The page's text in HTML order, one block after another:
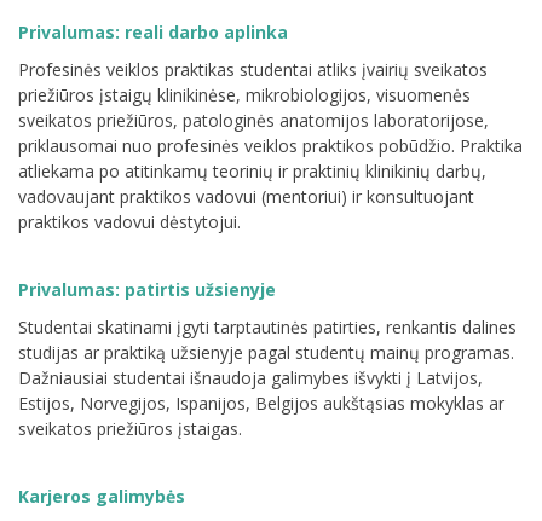
Privalumas: reali darbo aplinka
Profesinės veiklos praktikas studentai atliks įvairių sveikatos
priežiūros įstaigų klinikinėse, mikrobiologijos, visuomenės
sveikatos priežiūros, patologinės anatomijos laboratorijose,
priklausomai nuo profesinės veiklos praktikos pobūdžio. Praktika
atliekama po atitinkamų teorinių ir praktinių klinikinių darbų,
vadovaujant praktikos vadovui (mentoriui) ir konsultuojant
praktikos vadovui dėstytojui.
Privalumas: patirtis užsienyje
Studentai skatinami įgyti tarptautinės patirties, renkantis dalines
studijas ar praktiką užsienyje pagal studentų mainų programas.
Dažniausiai studentai išnaudoja galimybes išvykti į Latvijos,
Estijos, Norvegijos, Ispanijos, Belgijos aukštąsias mokyklas ar
sveikatos priežiūros įstaigas.
Karjeros galimybės